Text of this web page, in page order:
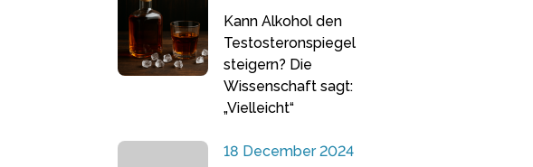
Kann Alkohol den
Testosteronspiegel
steigern? Die
Wissenschaft sagt:
„Vielleicht“
18 December 2024